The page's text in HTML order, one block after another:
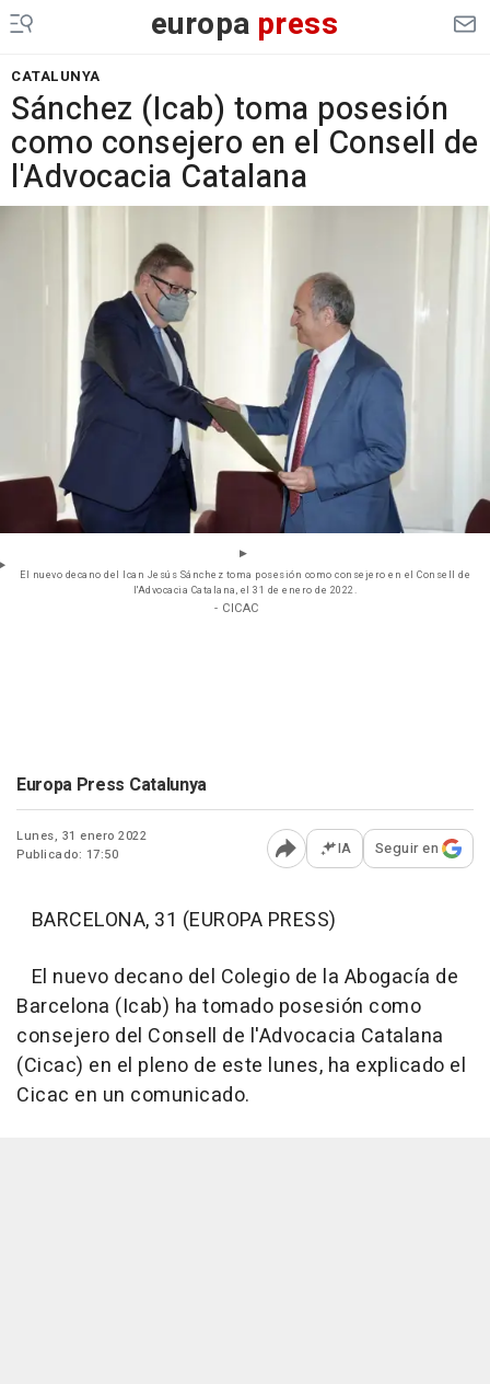
europa press
CATALUNYA
Sánchez (Icab) toma posesión
como consejero en el Consell de
l'Advocacia Catalana
El nuevo decano del Ican Jesús Sánchez toma posesión como consejero en el Consell de
l'Advocacia Catalana, el 31 de enero de 2022.
- CICAC
Europa Press Catalunya
Lunes, 31 enero 2022
Publicado: 17:50
Abrir opciones para
IA Seguir en
BARCELONA, 31 (EUROPA PRESS)
El nuevo decano del Colegio de la Abogacía de
Barcelona (Icab) ha tomado posesión como
consejero del Consell de l'Advocacia Catalana
(Cicac) en el pleno de este lunes, ha explicado el
Cicac en un comunicado.